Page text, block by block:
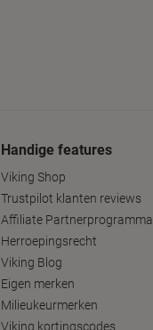
Handige features
Viking Shop
Trustpilot klanten reviews
Affiliate Partnerprogramma
Herroepingsrecht
Viking Blog
Eigen merken
Milieukeurmerken
Viking kortingscodes